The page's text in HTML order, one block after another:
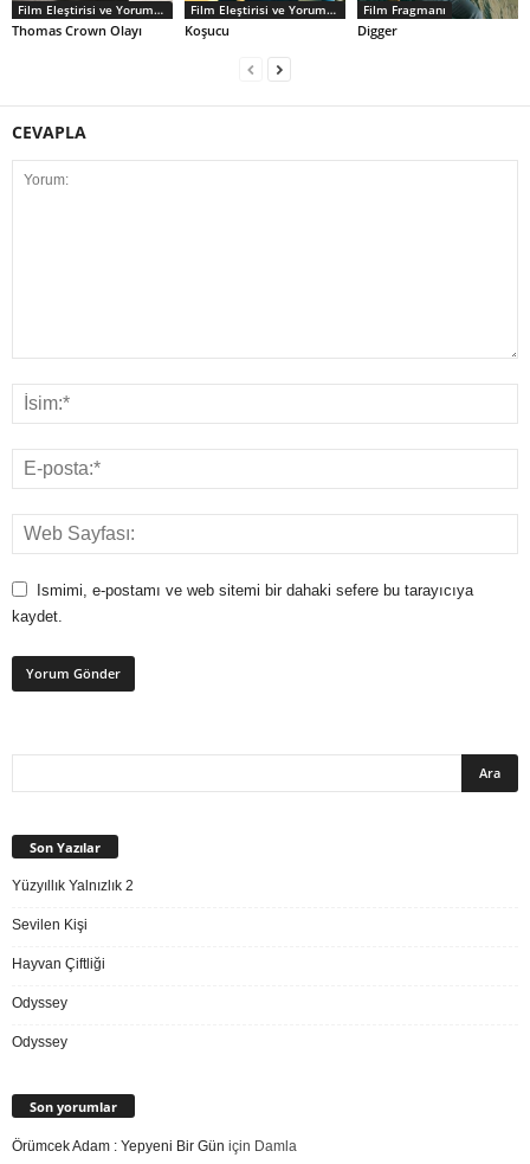
Film Eleştirisi ve Yorumlar
Thomas Crown Olayı
Film Eleştirisi ve Yorumlar
Koşucu
Film Fragmanı
Digger
CEVAPLA
Ismimi, e-postamı ve web sitemi bir dahaki sefere bu tarayıcıya
kaydet.
Son Yazılar
Yüzyıllık Yalnızlık 2
Sevilen Kişi
Hayvan Çiftliği
Odyssey
Odyssey
Son yorumlar
Örümcek Adam : Yepyeni Bir Gün için Damla